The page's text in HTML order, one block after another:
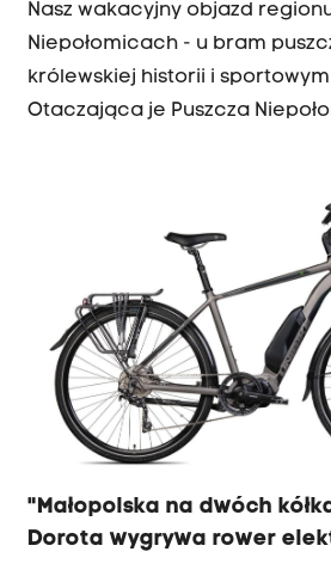
Nasz wakacyjny objazd
Niepołomicach - u bram
królewskiej historii i
Otaczająca je Puszcza
liczne atrakcje kulturalne i
który sprzyja wypoczynkowi z
"Małopolska na dwóch
Dorota wygrywa rower